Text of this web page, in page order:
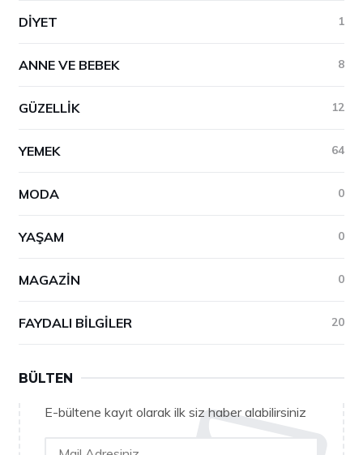
DIYET 1
ANNE VE BEBEK 8
GÜZELLIK 12
YEMEK 64
MODA 0
YAŞAM 0
MAGAZIN 0
FAYDALI BILGILER 20
BÜLTEN
E-bültene kayıt olarak ilk siz haber alabilirsiniz